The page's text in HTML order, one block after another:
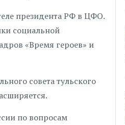
президента РФ в ЦФО.
социальной
«Время героев» и
совета тульского
по вопросам